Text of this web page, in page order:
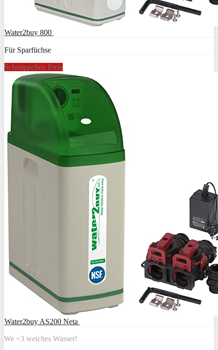
Water2buy 800
Für Sparfüchse
Schnäppchen Preis
Water2buy AS200 Neta
We <3 weiches Wasser!